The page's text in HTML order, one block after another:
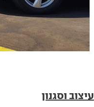
עיצוב וסגנון